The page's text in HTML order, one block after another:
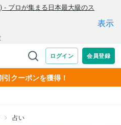
クーポンを獲得！
占い